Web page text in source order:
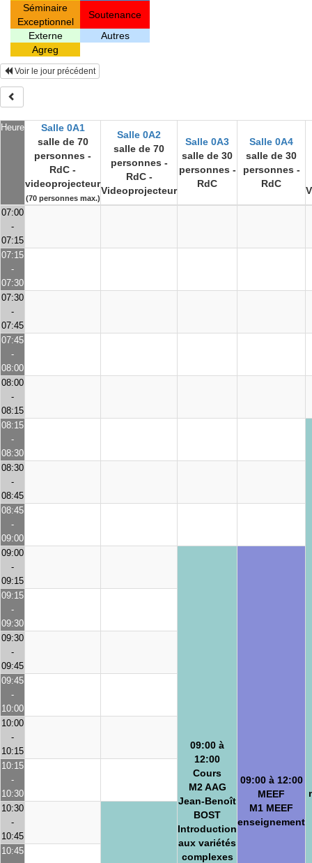
Séminaire
Exceptionnel
Soutenance
Externe
Autres
Agreg
Voir le jour précédent
Heure
Salle 0A1
salle de 70
personnes -
RdC -
videoprojecteur
(70 personnes max.)
Salle 0A2
salle de 70
personnes -
RdC -
Videoprojecteur
Salle 0A3
salle de 30
personnes -
RdC
Salle 0A4
salle de 30
personnes -
RdC
07:00
-
07:15
07:15
-
07:30
07:30
-
07:45
07:45
-
08:00
08:00
-
08:15
08:15
-
08:30
08:30
-
08:45
08:45
-
09:00
09:00
-
09:15
09:00 à
12:00
Cours
M2 AAG
Jean-Benoît
BOST
Introduction
aux variétés
complexes
09:00 à 12:00
MEEF
M1 MEEF
enseignement
09:15
-
09:30
09:30
-
09:45
09:45
-
10:00
10:00
-
10:15
10:15
-
10:30
10:30
-
10:45
10:45